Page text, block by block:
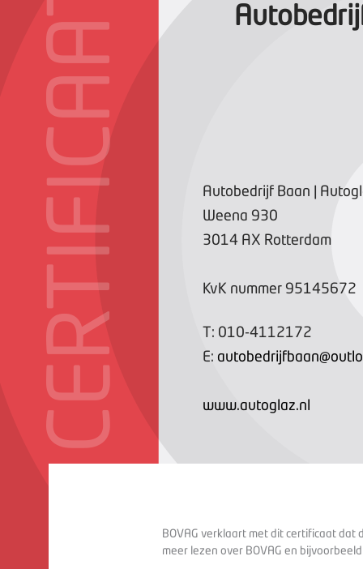
CERTIFICAAT
Autobedrijf Baan |
Weena 930
3014 AX Rotterdam
KvK nummer 95145672
T: 010-4112172
E:
www.autoglaz.nl
BOVAG verklaart met dit certificaat dat
meer lezen over BOVAG en